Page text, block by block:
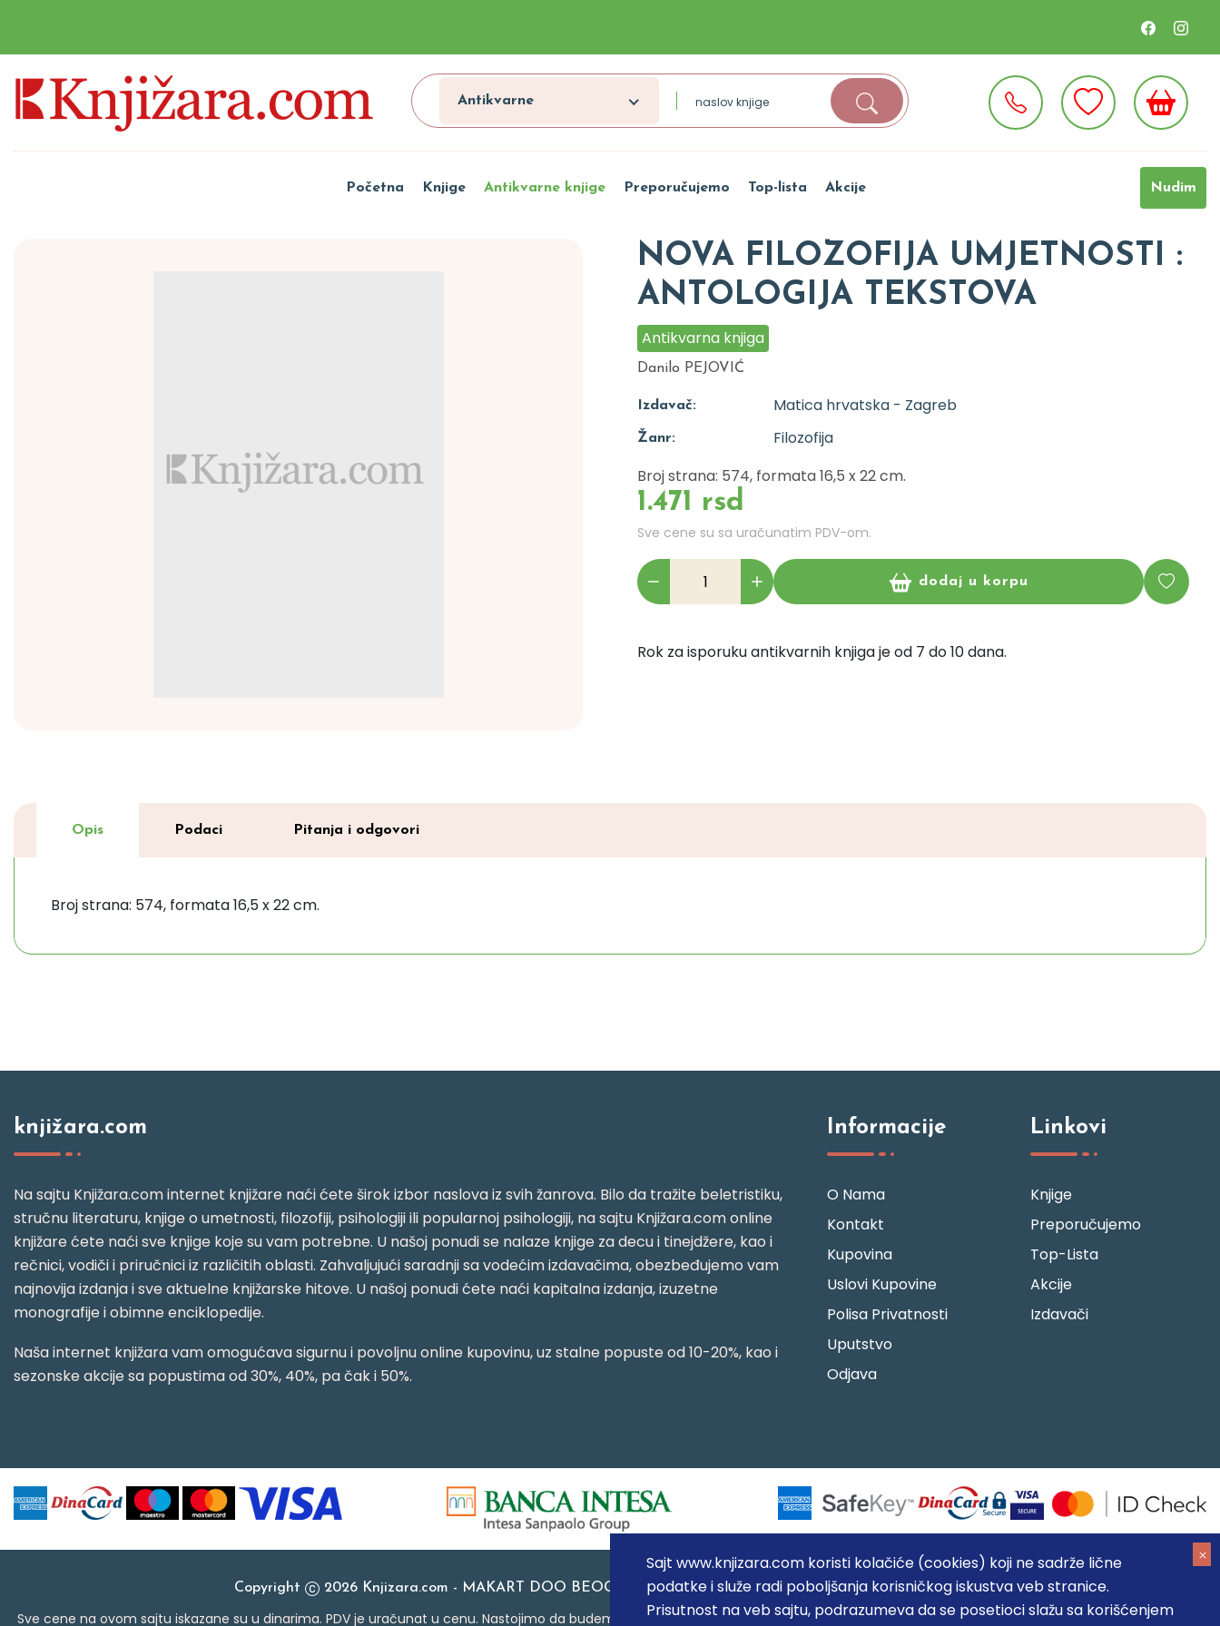
Sajt www.knjizara.com koristi kolačiće (cookies) koji ne sadrže lične
podatke i služe radi poboljšanja korisničkog iskustva veb stranice.
Prisutnost na veb sajtu, podrazumeva da se posetioci slažu sa korišćenjem
Antikvarne
Početna Knjige Antikvarne knjige Preporučujemo Top-lista Akcije Nudim
NOVA FILOZOFIJA UMJETNOSTI :
ANTOLOGIJA TEKSTOVA
Antikvarna knjiga
Danilo PEJOVIĆ
Izdavač: Matica hrvatska - Zagreb
Žanr:
Filozofija
Broj strana: 574, formata 16,5 x 22 cm.
1.471 rsd
Sve cene su sa uračunatim PDV-om.
dodaj u korpu
Rok za isporuku antikvarnih knjiga je od 7 do 10 dana.
Opis Podaci Pitanja i odgovori
Broj strana: 574, formata 16,5 x 22 cm.
knjižara.com
Na sajtu Knjižara.com internet knjižare naći ćete širok izbor naslova iz svih žanrova. Bilo da tražite beletristiku,
stručnu literaturu, knjige o umetnosti, filozofiji, psihologiji ili popularnoj psihologiji, na sajtu Knjižara.com online
knjižare ćete naći sve knjige koje su vam potrebne. U našoj ponudi se nalaze knjige za decu i tinejdžere, kao i
rečnici, vodiči i priručnici iz različitih oblasti. Zahvaljujući saradnji sa vodećim izdavačima, obezbeđujemo vam
najnovija izdanja i sve aktuelne knjižarske hitove. U našoj ponudi ćete naći kapitalna izdanja, izuzetne
monografije i obimne enciklopedije.
Naša internet knjižara vam omogućava sigurnu i povoljnu online kupovinu, uz stalne popuste od 10-20%, kao i
sezonske akcije sa popustima od 30%, 40%, pa čak i 50%.
Informacije
O Nama
Kontakt
Kupovina
Uslovi Kupovine
Polisa Privatnosti
Uputstvo
Odjava
Linkovi
Knjige
Preporučujemo
Top-Lista
Akcije
Izdavači
Copyright 2026 Knjizara.com - MAKART DOO BEOGRAD (NOVI BEOGRAD), PIB: 105184104, MB: 20337524
Sve cene na ovom sajtu iskazane su u dinarima. PDV je uračunat u cenu. Nastojimo da budemo što precizniji u opisu proizvoda, prikazu slika i samih cena, ali ne možemo garantovati da su